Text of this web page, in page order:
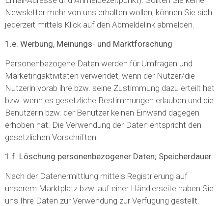
Newsletter mehr von uns erhalten wollen, können Sie sich
jederzeit mittels Klick auf den Abmeldelink abmelden.
1.e. Werbung, Meinungs- und Marktforschung
Personenbezogene Daten werden für Umfragen und
Marketingaktivitäten verwendet, wenn der Nutzer/die
Nutzerin vorab ihre bzw. seine Zustimmung dazu erteilt hat
bzw. wenn es gesetzliche Bestimmungen erlauben und die
Benutzerin bzw. der Benutzer keinen Einwand dagegen
erhoben hat. Die Verwendung der Daten entspricht den
gesetzlichen Vorschriften.
1.f. Löschung personenbezogener Daten; Speicherdauer
Nach der Datenermittlung mittels Registrierung auf
unserem Marktplatz bzw. auf einer Händlerseite haben Sie
uns Ihre Daten zur Verwendung zur Verfügung gestellt.